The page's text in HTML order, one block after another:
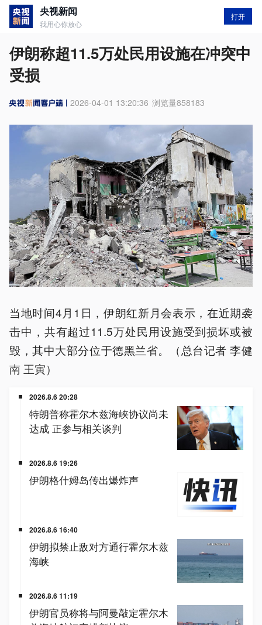
央视新闻
我用心你放心
打开
伊朗称超11.5万处民用设施在冲突中
受损
2026-04-01 13:20:36 浏览量858183
当地时间4月1日，伊朗红新月会表示，在近期袭
击中，共有超过11.5万处民用设施受到损坏或被
毁，其中大部分位于德黑兰省。（总台记者 李健
南 王寅）